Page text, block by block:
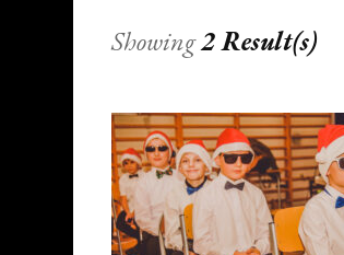
Showing2 Result(s)